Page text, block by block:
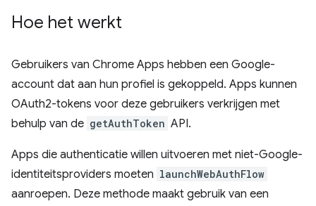
Hoe het werkt
Gebruikers van Chrome Apps hebben een Google-
account dat aan hun profiel is gekoppeld. Apps kunnen
OAuth2-tokens voor deze gebruikers verkrijgen met
behulp van de getAuthToken API.
Apps die authenticatie willen uitvoeren met niet-Google-
identiteitsproviders moeten launchWebAuthFlow
aanroepen. Deze methode maakt gebruik van een